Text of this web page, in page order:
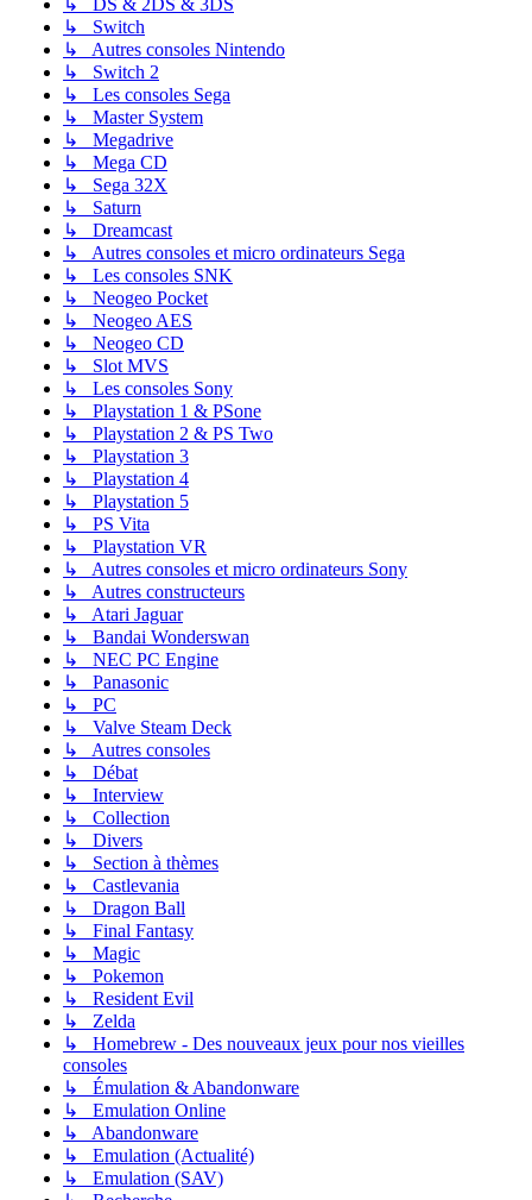
↳ Switch
↳ Autres consoles Nintendo
↳ Switch 2
↳ Les consoles Sega
↳ Master System
↳ Megadrive
↳ Mega CD
↳ Sega 32X
↳ Saturn
↳ Dreamcast
↳ Autres consoles et micro ordinateurs Sega
↳ Les consoles SNK
↳ Neogeo Pocket
↳ Neogeo AES
↳ Neogeo CD
↳ Slot MVS
↳ Les consoles Sony
↳ Playstation 1 & PSone
↳ Playstation 2 & PS Two
↳ Playstation 3
↳ Playstation 4
↳ Playstation 5
↳ PS Vita
↳ Playstation VR
↳ Autres consoles et micro ordinateurs Sony
↳ Autres constructeurs
↳ Atari Jaguar
↳ Bandai Wonderswan
↳ NEC PC Engine
↳ Panasonic
↳ PC
↳ Valve Steam Deck
↳ Autres consoles
↳ Débat
↳ Interview
↳ Collection
↳ Divers
↳ Section à thèmes
↳ Castlevania
↳ Dragon Ball
↳ Final Fantasy
↳ Magic
↳ Pokemon
↳ Resident Evil
↳ Zelda
↳ Homebrew - Des nouveaux jeux pour nos vieilles
consoles
↳ Émulation & Abandonware
↳ Emulation Online
↳ Abandonware
↳ Emulation (Actualité)
↳ Emulation (SAV)